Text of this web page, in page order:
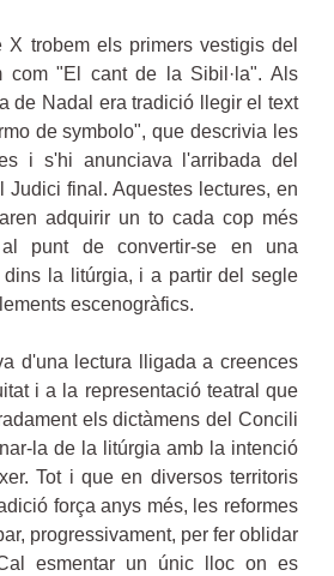
trobem els primers vestigis del
com "El cant de la Sibil·la". Als
de Nadal era tradició llegir el text
de symbolo", que descrivia les
i s'hi anunciava l'arribada del
Judici final. Aquestes lectures, en
adquirir un to cada cop més
al punt de convertir-se en una
dins la litúrgia, i a partir del segle
escenogràfics.
d'una lectura lligada a creences
i a la representació teatral que
els dictàmens del Concili
la de la litúrgia amb la intenció
Tot i que en diversos territoris
força anys més, les reformes
progressivament, per fer oblidar
esmentar un únic lloc on es